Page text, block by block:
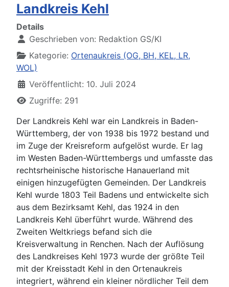
Landkreis Kehl
Details
Geschrieben von: Redaktion GS/KI
Kategorie: Ortenaukreis (OG, BH, KEL, LR,
WOL)
Veröffentlicht: 10. Juli 2024
Zugriffe: 291
Der Landkreis Kehl war ein Landkreis in Baden-
Württemberg, der von 1938 bis 1972 bestand und
im Zuge der Kreisreform aufgelöst wurde. Er lag
im Westen Baden-Württembergs und umfasste das
rechtsrheinische historische Hanauerland mit
einigen hinzugefügten Gemeinden. Der Landkreis
Kehl wurde 1803 Teil Badens und entwickelte sich
aus dem Bezirksamt Kehl, das 1924 in den
Landkreis Kehl überführt wurde. Während des
Zweiten Weltkriegs befand sich die
Kreisverwaltung in Renchen. Nach der Auflösung
des Landkreises Kehl 1973 wurde der größte Teil
mit der Kreisstadt Kehl in den Ortenaukreis
integriert, während ein kleiner nördlicher Teil dem